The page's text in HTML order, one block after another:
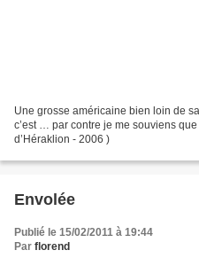
Une grosse américaine bien loin de
c’est … par contre je me souviens que
d’Héraklion - 2006 )
Envolée
Publié le 15/02/2011 à 19:44
Par florend